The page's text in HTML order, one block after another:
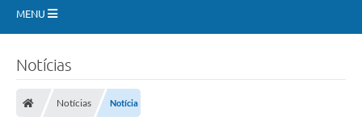
MENU
Notícias
Notícias Notícia